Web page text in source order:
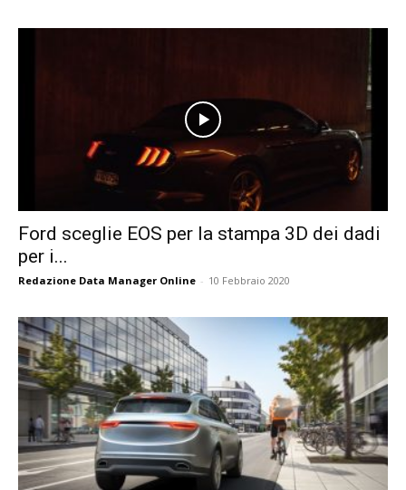
Ford sceglie EOS per la stampa 3D dei dadi
per i...
Redazione Data Manager Online - 10 Febbraio 2020